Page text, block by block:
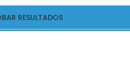
RESULTADOS